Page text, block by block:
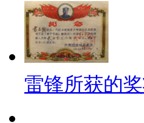
雷锋所获的